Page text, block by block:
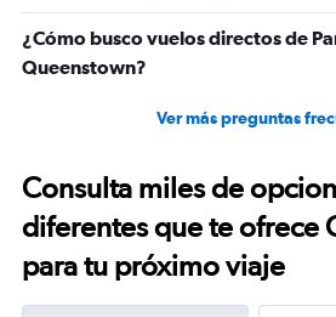
¿Cómo busco vuelos directos de
Queenstown?
Ver más preguntas
Consulta miles de
diferentes que te ofrece
para tu próximo viaje